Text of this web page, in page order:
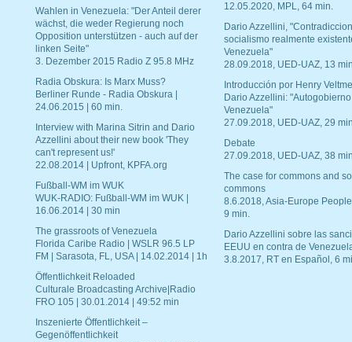
Wahlen in Venezuela: "Der Anteil derer
wächst, die weder Regierung noch
Opposition unterstützen - auch auf der
linken Seite"
3. Dezember 2015 Radio Z 95.8 MHz
Radia Obskura: Is Marx Muss?
Berliner Runde - Radia Obskura |
24.06.2015 | 60 min.
Interview with Marina Sitrin and Dario
Azzellini about their new book 'They
can't represent us!'
22.08.2014 | Upfront, KPFA.org
Fußball-WM im WUK
WUK-RADIO: Fußball-WM im WUK |
16.06.2014 | 30 min
The grassroots of Venezuela
Florida Caribe Radio | WSLR 96.5 LP
FM | Sarasota, FL, USA | 14.02.2014 | 1h
Öffentlichkeit Reloaded
Culturale Broadcasting Archive|Radio
FRO 105 | 30.01.2014 | 49:52 min
Inszenierte Öffentlichkeit –
Gegenöffentlichkeit
12.05.2020, MPL, 64 min.
Dario Azzellini,
socialismo realmente
Venezuela"
28.09.2018, UED-UAZ, 13
Introducción por Henry
Dario Azzellini:
Venezuela"
27.09.2018, UED-UAZ, 29
Debate
27.09.2018, UED-UAZ, 38
The case for commons and
commons
8.6.2018, Asia-Europe
9 min.
Dario Azzellini sobre las
EEUU en contra de
3.8.2017, RT en Español, 6